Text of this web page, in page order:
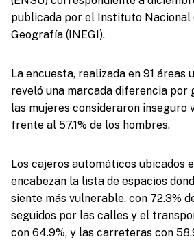
publicada por el Instituto Nacional
Geografía (INEGI).
La encuesta, realizada en 91 áreas
reveló una marcada diferencia por
las mujeres consideraron inseguro
frente al 57.1% de los hombres.
Los cajeros automáticos ubicados
encabezan la lista de espacios
siente más vulnerable, con 72.3%
seguidos por las calles y el
con 64.9%, y las carreteras con